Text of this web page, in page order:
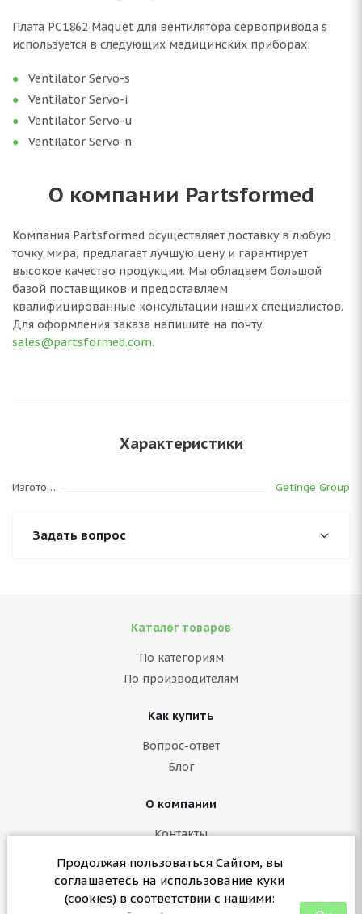
Продолжая пользоваться Сайтом, вы
соглашаетесь на использование куки
(cookies) в соответствии с нашими:
Плата PC1862 Maquet для вентилятора сервопривода s
используется в следующих медицинских приборах:
Ventilator Servo-s
Ventilator Servo-i
Ventilator Servo-u
Ventilator Servo-n
О компании Partsformed
Компания Partsformed осуществляет доставку в любую
точку мира, предлагает лучшую цену и гарантирует
высокое качество продукции. Мы обладаем большой
базой поставщиков и предоставляем
квалифицированные консультации наших специалистов.
Для оформления заказа напишите на почту
sales@partsformed.com.
Характеристики
Изготовитель Getinge Group
Задать вопрос
Каталог товаров
По категориям
По производителям
Как купить
Вопрос-ответ
Блог
О компании
Контакты
Политика конфиденциальности
Согласие на обработку персональных данных
Политика в отношении куки (cookies)